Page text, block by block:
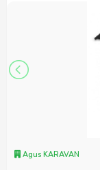
Agus KARAVAN